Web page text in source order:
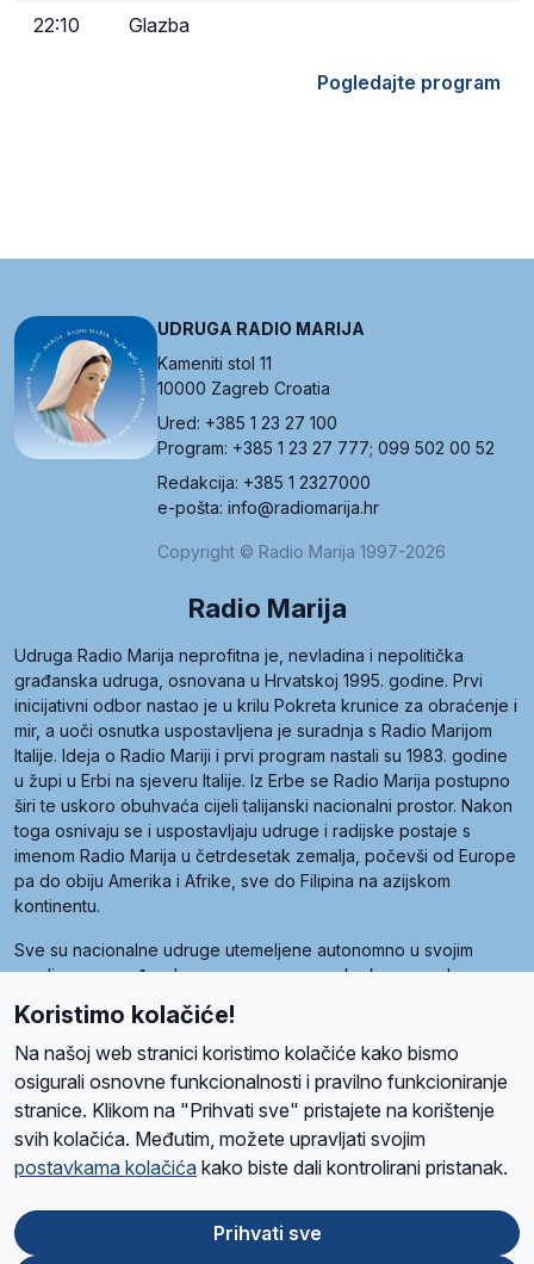
22:10 Glazba
Pogledajte program
UDRUGA RADIO MARIJA
Kameniti stol 11
10000 Zagreb Croatia
Ured: +385 1 23 27 100
Program: +385 1 23 27 777; 099 502 00 52
Redakcija: +385 1 2327000
e-pošta: info@radiomarija.hr
Copyright © Radio Marija 1997-2026
Radio Marija
Udruga Radio Marija neprofitna je, nevladina i nepolitička
građanska udruga, osnovana u Hrvatskoj 1995. godine. Prvi
inicijativni odbor nastao je u krilu Pokreta krunice za obraćenje i
mir, a uoči osnutka uspostavljena je suradnja s Radio Marijom
Italije. Ideja o Radio Mariji i prvi program nastali su 1983. godine
u župi u Erbi na sjeveru Italije. Iz Erbe se Radio Marija postupno
širi te uskoro obuhvaća cijeli talijanski nacionalni prostor. Nakon
toga osnivaju se i uspostavljaju udruge i radijske postaje s
imenom Radio Marija u četrdesetak zemalja, počevši od Europe
pa do obiju Amerika i Afrike, sve do Filipina na azijskom
kontinentu.
Sve su nacionalne udruge utemeljene autonomno u svojim
zemljama, a međusobna su povezane preko krovne udruge
pod nazivom Svjetska obitelj Radio Marije (World Family of
Radio Maria). Svjetsku obitelj utemeljilo je sedam članica, među
kojima je i hrvatska Udruga Radio Marija.
O namaRadio ProgramVolonteriPrijateljiKontaktPravila privatnosti
Ova stranica je zaštićena Google reCAPTCHA sustavom
Koristimo kolačiće!
Na našoj web stranici koristimo kolačiće kako bismo
osigurali osnovne funkcionalnosti i pravilno funkcioniranje
stranice. Klikom na "Prihvati sve" pristajete na korištenje
svih kolačića. Međutim, možete upravljati svojim
postavkama kolačića kako biste dali kontrolirani pristanak.
Prihvati sve